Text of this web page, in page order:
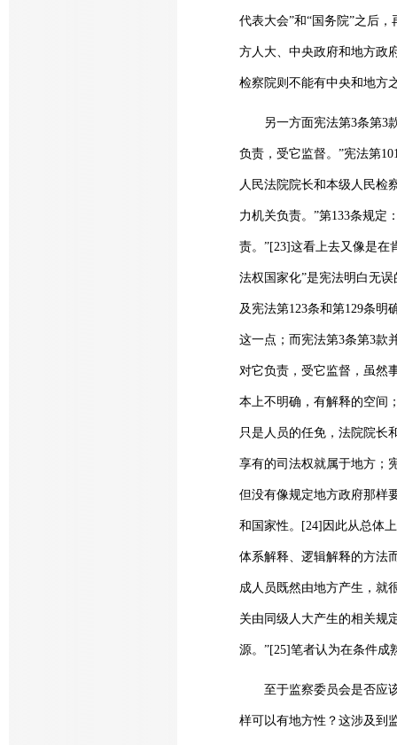
代表大会”和“国务院”之后
方人大、中央政府和地方政
检察院则不能有中央和地方
另一方面宪法第3条第3款
负责，受它监督。”宪法第
人民法院院长和本级人民检
力机关负责。”第133条规定
责。”[23]这看上去又像是在
法权国家化”是宪法明白无
及宪法第123条和第129条明
这一点；而宪法第3条第3款
对它负责，受它监督，虽然
本上不明确，有解释的空间
只是人员的任免，法院院长
享有的司法权就属于地方；
但没有像规定地方政府那样
和国家性。[24]因此从总体
体系解释、逻辑解释的方法
成人员既然由地方产生，就
关由同级人大产生的相关规
源。”[25]笔者认为在条件成
至于监察委员会是否应该
样可以有地方性？这涉及到